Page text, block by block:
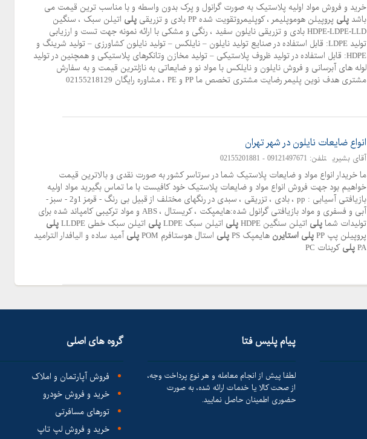
خرید و فروش مواد اولیه پلاستیک به صورت گرانول و پرک بدون واسطه و با مناسب ترین قیمت می
باشد پلی پروپیلن هوموپلیمر ، کوپلیمروتقویت شده PP بادی و تزریقی پلی اتیلن سبک ، سنگین
HDPE-LDPE-LLD بادی و تزریقی نایلون سفید ، رنگی و مشکی با ارائه نمونه جهت تست و ارزیابی
تولید LDPE: قابل استفاده در صنایع تولید نایلون – نایلکس – تولید نایلون کشاورزی – تولید شرینگ و
HDPE: قابل استفاده در تولید ظروف پلاستیکی – تولید مخازن وتانکرهای پلاستیکی و همچنین در تولید
لوله های آبرسانی و فروش نایلون و نایلکس با مواد نو و ضایعاتی به نازلترین قیمت و به سفارش
مشتری هدف نوین پلیمر رضایت مشتری تخصص ما PP و PE ، مشاوره رایگان 02155218129
انواع ضایعات نایلون در شهر تهران
آقای بشیری تلفن: 09121497671 - 02155201881
ما خریدار انواع مواد و ضایعات پلاستیک شما در سرتاسر کشور به صورت نقدی و بالاترین قیمت
خواهیم بود جهت فروش انواع مواد و ضایعات پلاستیک خود کافیست با ما تماس بگیرید مواد اولیه
بازیافتی آسیابی : pp ، بادی ، تزریقی ، سبدی در رنگهای مختلف از قبیل بی رنگ - قرمز 1و2 - سبز -
آبی و فسفری و مواد بازیافتی گرانول شده:هایمپکت ، کریستال ، ABS و مواد ترکیبی کامپاند شده برای
تولیدات شماپلی اتیلن سنگین HDPE پلی اتیلن سبک LDPE پلی اتیلن سبک خطی LLDPE
پلی
پروپیلن پپ PP
پلی استایرن هایمپک PS پلی استال هوستافرم POM پلیآمید ساده و الیافدار الترامید
PAپلیکربنات PC
پیام پلیس فتا
لطفا پیش از انجام معامله و هر نوع پرداخت وجه،
از صحت کالا یا خدمات ارائه شده، به صورت
حضوری اطمینان حاصل نمایید.
گروه های اصلی
فروش آپارتمان و املاک
خرید و فروش خودرو
تورهای مسافرتی
خرید و فروش لپ تاپ